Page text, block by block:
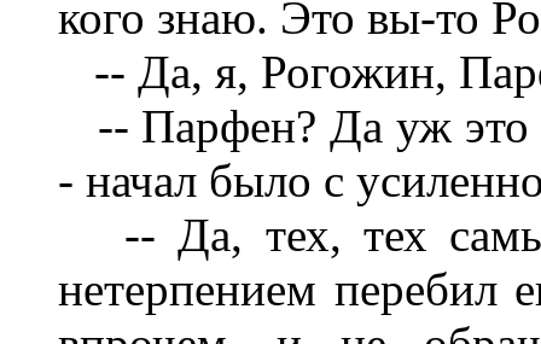
кого знаю. Это вы-то
-- Да, я, Рогожин,
-- Парфен? Да уж это
- начал было с
-- Да, тех, тех
нетерпением перебил